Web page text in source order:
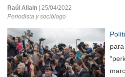
Raúl Allain
| 25/04/2022
Periodista y sociólogo